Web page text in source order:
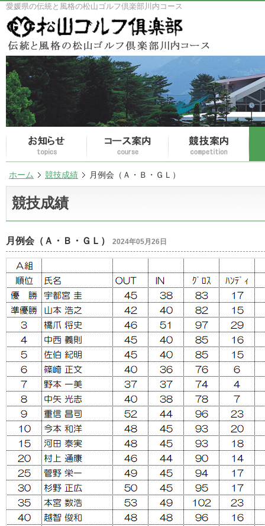
愛媛県の伝統と風格の松山ゴルフ倶楽部川内コース
ホーム 競技成績 月例会（Ａ・Ｂ・ＧＬ）
競技成績
月例会（Ａ・Ｂ・ＧＬ） 2024年05月26日